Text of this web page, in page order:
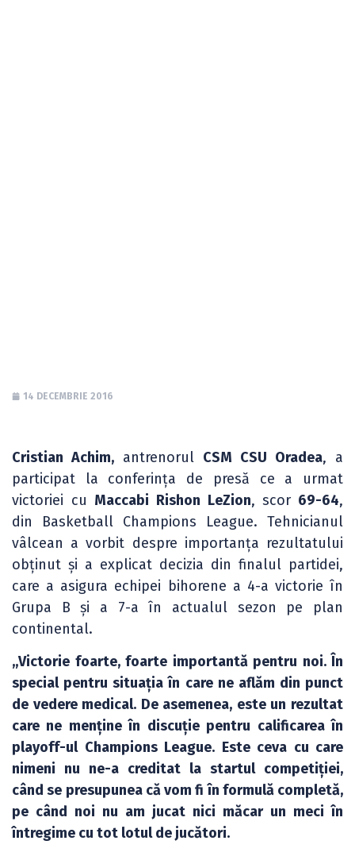
14 DECEMBRIE 2016
Cristian Achim, antrenorul CSM CSU Oradea, a
participat la conferința de presă ce a urmat
victoriei cu Maccabi Rishon LeZion, scor 69-64,
din Basketball Champions League. Tehnicianul
vâlcean a vorbit despre importanța rezultatului
obținut și a explicat decizia din finalul partidei,
care a asigura echipei bihorene a 4-a victorie în
Grupa B și a 7-a în actualul sezon pe plan
continental.
„Victorie foarte, foarte importantă pentru noi. În
special pentru situația în care ne aflăm din punct
de vedere medical. De asemenea, este un rezultat
care ne menține în discuție pentru calificarea în
playoff-ul Champions League. Este ceva cu care
nimeni nu ne-a creditat la startul competiției,
când se presupunea că vom fi în formulă completă,
pe când noi nu am jucat nici măcar un meci în
întregime cu tot lotul de jucători.